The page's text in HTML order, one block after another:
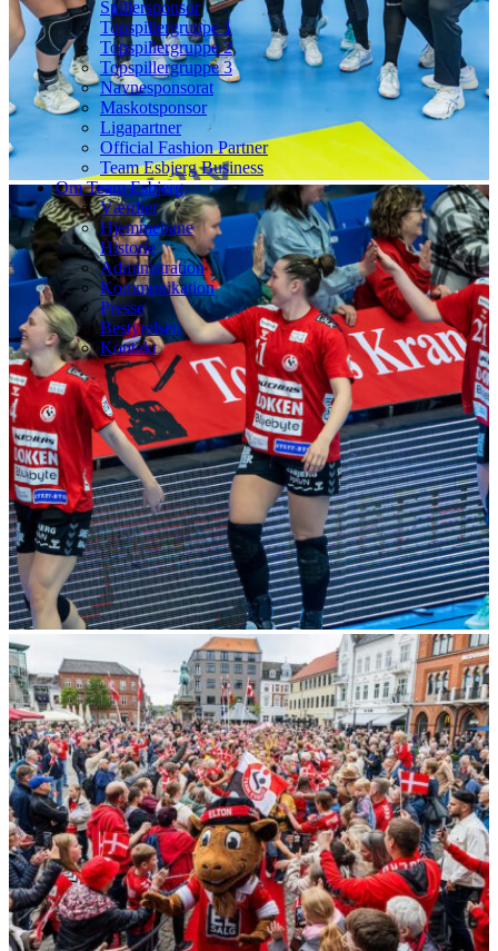
Spillersponsor
Topspillergruppe 1
Topspillergruppe 2
Topspillergruppe 3
Navnesponsorat
Maskotsponsor
Ligapartner
Official Fashion Partner
Team Esbjerg Business
Om Team Esbjerg
Værdier
Hjemmebane
Historie
Administration
Kommunikation
Presse
Bestyrelsen
Kontakt